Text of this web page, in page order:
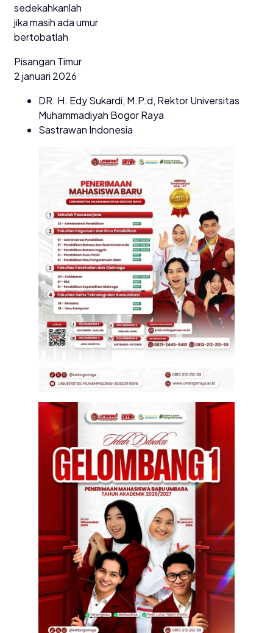
sedekahkanlah
jika masih ada umur
bertobatlah
Pisangan Timur
2 januari 2026
DR. H. Edy Sukardi, M.P.d, Rektor Universitas
Muhammadiyah Bogor Raya
Sastrawan Indonesia